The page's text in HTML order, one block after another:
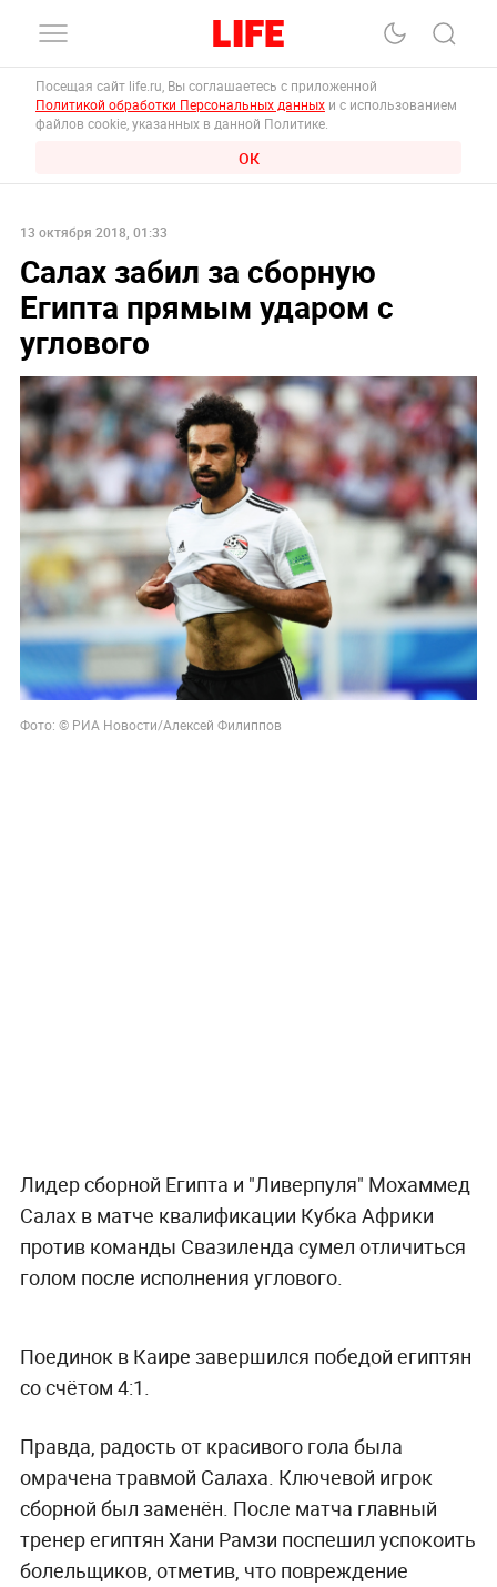
Посещая сайт life.ru, Вы соглашаетесь с приложенной
Политикой обработки Персональных данных и с использованием
файлов cookie, указанных в данной Политике.
ОК
13 октября 2018, 01:33
Салах забил за сборную
Египта прямым ударом с
углового
Фото: © РИА Новости/Алексей Филиппов
Лидер сборной Египта и "Ливерпуля" Мохаммед
Салах в матче квалификации Кубка Африки
против команды Свазиленда сумел отличиться
голом после исполнения углового.
Поединок в Каире завершился победой египтян
со счётом 4:1.
Правда, радость от красивого гола была
омрачена травмой Салаха. Ключевой игрок
сборной был заменён. После матча главный
тренер египтян Хани Рамзи поспешил успокоить
болельщиков, отметив, что повреждение